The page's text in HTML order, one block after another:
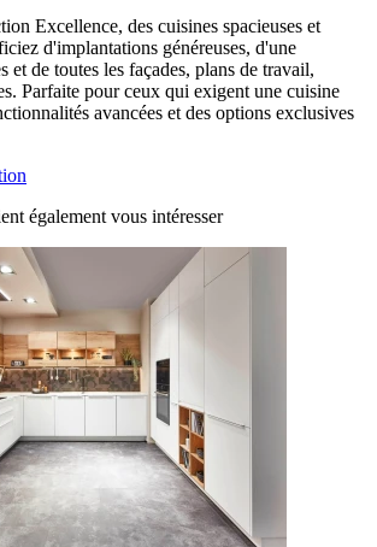
Excellence, des cuisines spacieuses et
d'implantations généreuses, d'une
et de toutes les façades, plans de travail,
Parfaite pour ceux qui exigent une cuisine
avancées et des options exclusives
également vous intéresser